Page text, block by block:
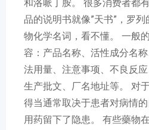
和洛哌丁胺。 很多消费者都
品的说明书就像”天书”，罗
物化学名词，看不懂。 一般
容：产品名称、活性成分名
法用量、注意事项、不良反应
生产批文、厂名地址等。 对
得当通常取决于患者对病情
用药留下了隐患。 有些藥物